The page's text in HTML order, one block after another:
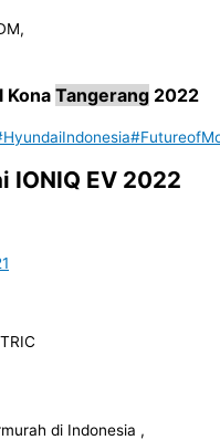
KonaTangerang 2022
IONIQ EV 2022
di Indonesia ,